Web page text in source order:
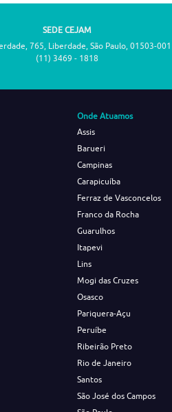
SEDE CEJAM
765, Liberdade, São Paulo, 01503-001
(11) 3469 - 1818
Onde Atuamos
Assis
Barueri
Campinas
Carapicuíba
Ferraz de Vasconcelos
Franco da Rocha
Guarulhos
Itapevi
Lins
Mogi das Cruzes
Osasco
Pariquera-Açu
Peruíbe
Ribeirão Preto
Rio de Janeiro
Santos
São José dos Campos